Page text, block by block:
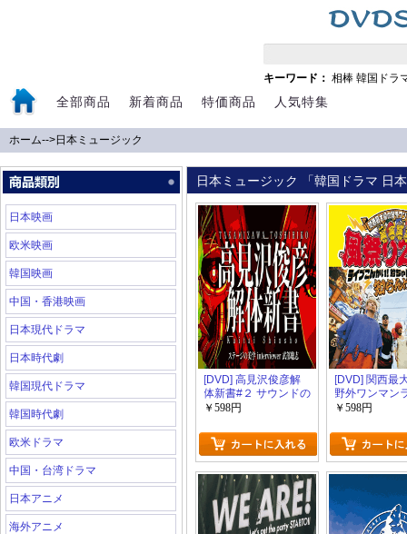
キーワード： 相棒 韓国ドラ
全部商品 新着商品 特価商品 人気特集
ホーム-->日本ミュージック
日本映画
欧米映画
韓国映画
中国・香港映画
日本現代ドラマ
日本時代劇
韓国現代ドラマ
韓国時代劇
欧米ドラマ
中国・台湾ドラマ
日本アニメ
海外アニメ
日本ミュージック 「韓国ドラマ 日
[DVD] 高見沢俊彦解
体新書#２ サウンドの
美学 interviewer 武部
￥598円
[DVD] 関西最
野外ワンマン
風祭り2024
あげるで～知
ど
￥598円